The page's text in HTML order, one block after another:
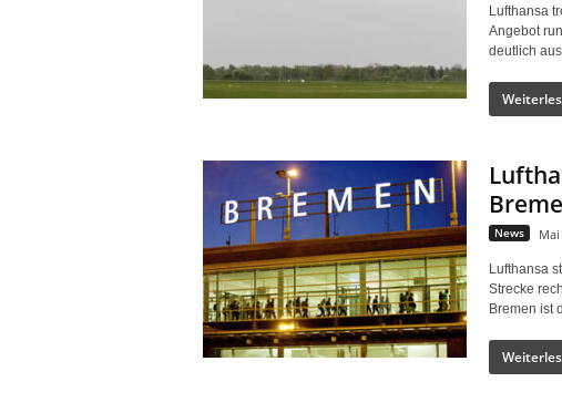
Lufthansa
Angebot
deutlich
News Mai
Lufthansa
Strecke
Bremen ist